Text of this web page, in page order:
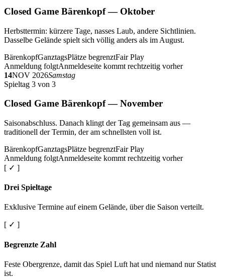
Closed Game Bärenkopf — Oktober
Herbsttermin: kürzere Tage, nasses Laub, andere Sichtlinien.
Dasselbe Gelände spielt sich völlig anders als im August.
BärenkopfGanztagsPlätze begrenztFair Play
Anmeldung folgtAnmeldeseite kommt rechtzeitig vorher
14NOV 2026Samstag
Spieltag 3 von 3
Closed Game Bärenkopf — November
Saisonabschluss. Danach klingt der Tag gemeinsam aus —
traditionell der Termin, der am schnellsten voll ist.
BärenkopfGanztagsPlätze begrenztFair Play
Anmeldung folgtAnmeldeseite kommt rechtzeitig vorher
[ ✓ ]
Drei Spieltage
Exklusive Termine auf einem Gelände, über die Saison verteilt.
[ ✓ ]
Begrenzte Zahl
Feste Obergrenze, damit das Spiel Luft hat und niemand nur Statist
ist.